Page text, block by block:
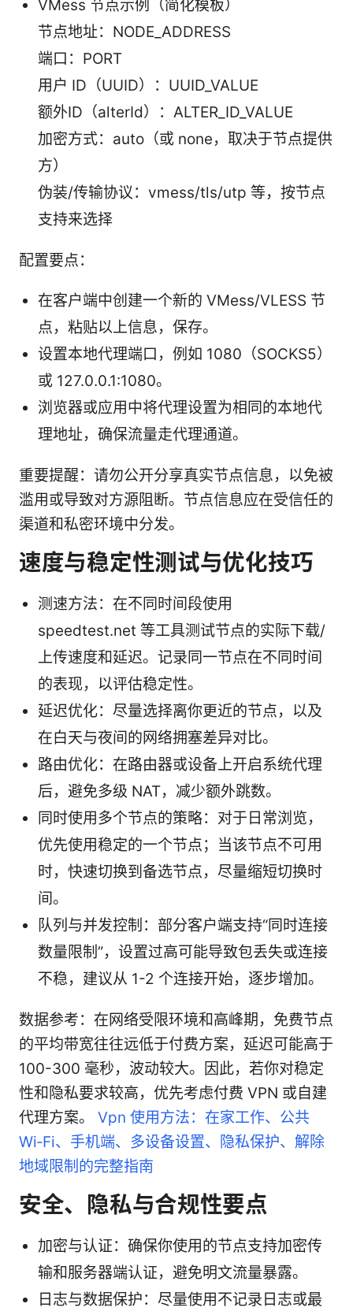
VMess 节点示例（简化模板）
节点地址：NODE_ADDRESS
端口：PORT
用户 ID（UUID）：UUID_VALUE
额外ID（alterId）：ALTER_ID_VALUE
加密方式：auto（或 none，取决于节点提供
方）
伪装/传输协议：vmess/tls/utp 等，按节点
支持来选择
配置要点：
在客户端中创建一个新的 VMess/VLESS 节
点，粘贴以上信息，保存。
设置本地代理端口，例如 1080（SOCKS5）
或 127.0.0.1:1080。
浏览器或应用中将代理设置为相同的本地代
理地址，确保流量走代理通道。
重要提醒：请勿公开分享真实节点信息，以免被
滥用或导致对方源阻断。节点信息应在受信任的
渠道和私密环境中分发。
速度与稳定性测试与优化技巧
测速方法：在不同时间段使用
speedtest.net 等工具测试节点的实际下载/
上传速度和延迟。记录同一节点在不同时间
的表现，以评估稳定性。
延迟优化：尽量选择离你更近的节点，以及
在白天与夜间的网络拥塞差异对比。
路由优化：在路由器或设备上开启系统代理
后，避免多级 NAT，减少额外跳数。
同时使用多个节点的策略：对于日常浏览，
优先使用稳定的一个节点；当该节点不可用
时，快速切换到备选节点，尽量缩短切换时
间。
队列与并发控制：部分客户端支持“同时连接
数量限制”，设置过高可能导致包丢失或连接
不稳，建议从 1-2 个连接开始，逐步增加。
数据参考：在网络受限环境和高峰期，免费节点
的平均带宽往往远低于付费方案，延迟可能高于
100-300 毫秒，波动较大。因此，若你对稳定
性和隐私要求较高，优先考虑付费 VPN 或自建
代理方案。 Vpn 使用方法：在家工作、公共
Wi‑Fi、手机端、多设备设置、隐私保护、解除
地域限制的完整指南
安全、隐私与合规性要点
加密与认证：确保你使用的节点支持加密传
输和服务器端认证，避免明文流量暴露。
日志与数据保护：尽量使用不记录日志或最